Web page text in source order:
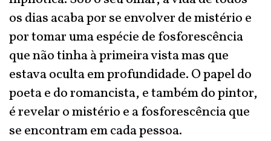
os dias acaba por se envolver de mistério e
por tomar uma espécie de fosforescência
que não tinha à primeira vista mas que
estava oculta em profundidade. O papel do
poeta e do romancista, e também do pintor,
é revelar o mistério e a fosforescência que
se encontram em cada pessoa.